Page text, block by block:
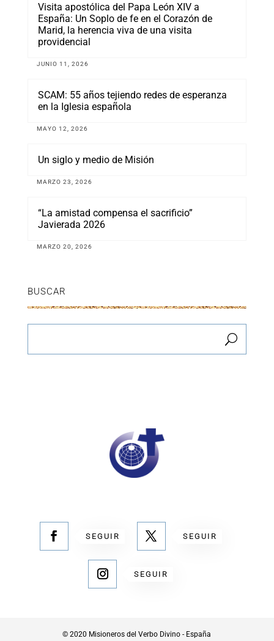
Visita apostólica del Papa León XIV a
España: Un Soplo de fe en el Corazón de
Marid, la herencia viva de una visita
providencial
JUNIO 11, 2026
SCAM: 55 años tejiendo redes de esperanza
en la Iglesia española
MAYO 12, 2026
Un siglo y medio de Misión
MARZO 23, 2026
“La amistad compensa el sacrificio”
Javierada 2026
MARZO 20, 2026
BUSCAR
SEGUIR SEGUIR
SEGUIR
© 2020 Misioneros del Verbo Divino - España